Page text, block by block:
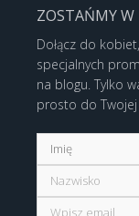
ZOSTAŃMY W
Dołącz do
specjalnych
na blogu. Tylko
prosto do Twojej